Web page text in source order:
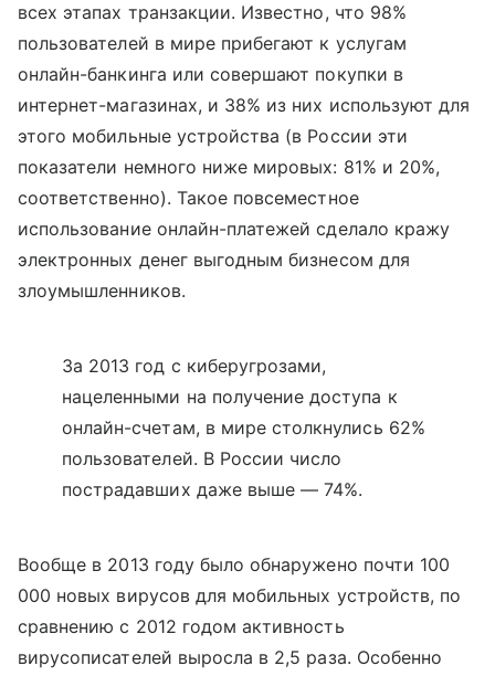
всех этапах транзакции. Известно, что 98%
пользователей в мире прибегают к услугам
онлайн-банкинга или совершают покупки в
интернет-магазинах, и 38% из них используют для
этого мобильные устройства (в России эти
показатели немного ниже мировых: 81% и 20%,
соответственно). Такое повсеместное
использование онлайн-платежей сделало кражу
электронных денег выгодным бизнесом для
злоумышленников.
За 2013 год с киберугрозами,
нацеленными на получение доступа к
онлайн-счетам, в мире столкнулись 62%
пользователей. В России число
пострадавших даже выше — 74%.
Вообще в 2013 году было обнаружено почти 100
000 новых вирусов для мобильных устройств, по
сравнению с 2012 годом активность
вирусописателей выросла в 2,5 раза. Особенно